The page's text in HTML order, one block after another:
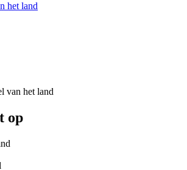
het land
van het land
op